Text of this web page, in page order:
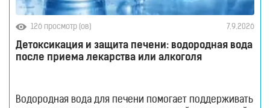
126 просмотр (ов) 7.9.2026
Детоксикация и защита печени: водородная вода
после приема лекарства или алкоголя
Водородная вода для печени помогает поддерживать